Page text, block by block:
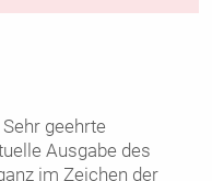
geehrte
Ausgabe des
im Zeichen der